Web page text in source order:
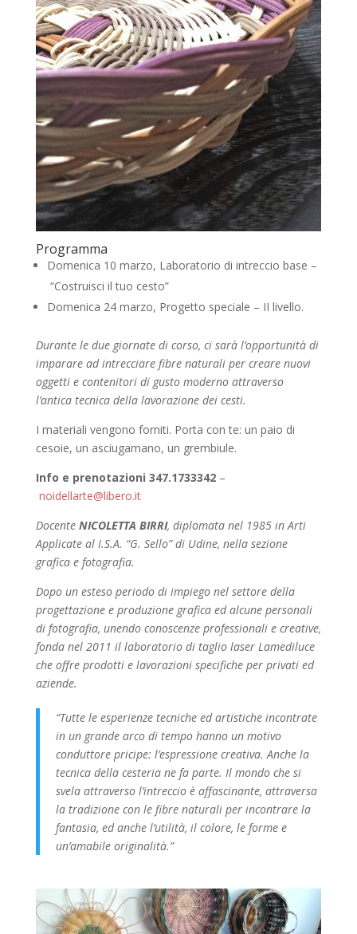
Programma
Domenica 10 marzo, Laboratorio di intreccio base –
“Costruisci il tuo cesto”
Domenica 24 marzo, Progetto speciale – II livello.
Durante le due giornate di corso, ci sarà l’opportunità di
imparare ad intrecciare fibre naturali per creare nuovi
oggetti e contenitori di gusto moderno attraverso
l’antica tecnica della lavorazione dei cesti.
I materiali vengono forniti. Porta con te: un paio di
cesoie, un asciugamano, un grembiule.
Info e prenotazioni 347.1733342–
noidellarte@libero.it
Docente NICOLETTA BIRRI, diplomata nel 1985 in Arti
Applicate al I.S.A. “G. Sello” di Udine, nella sezione
grafica e fotografia.
Dopo un esteso periodo di impiego nel settore della
progettazione e produzione grafica ed alcune personali
di fotografia, unendo conoscenze professionali e creative,
fonda nel 2011 il laboratorio di taglio laser Lamediluce
che offre prodotti e lavorazioni specifiche per privati ed
aziende.
“Tutte le esperienze tecniche ed artistiche incontrate
in un grande arco di tempo hanno un motivo
conduttore pricipe: l’espressione creativa. Anche la
tecnica della cesteria ne fa parte. Il mondo che si
svela attraverso l’intreccio è affascinante, attraversa
la tradizione con le fibre naturali per incontrare la
fantasia, ed anche l’utilità, il colore, le forme e
un’amabile originalità.”